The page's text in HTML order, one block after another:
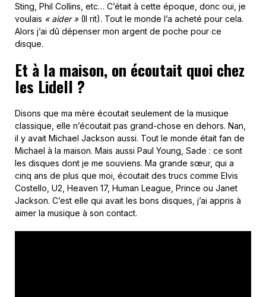
Sting, Phil Collins, etc… C’était à cette époque, donc oui, je
voulais « aider »(Il rit). Tout le monde l’a acheté pour cela.
Alors j’ai dû dépenser mon argent de poche pour ce
disque.
Et à la maison, on écoutait quoi chez
les Lidell ?
Disons que ma mère écoutait seulement de la musique
classique, elle n’écoutait pas grand-chose en dehors. Nan,
il y avait Michael Jackson aussi. Tout le monde était fan de
Michael à la maison. Mais aussi Paul Young, Sade : ce sont
les disques dont je me souviens. Ma grande sœur, qui a
cinq ans de plus que moi, écoutait des trucs comme Elvis
Costello, U2, Heaven 17, Human League, Prince ou Janet
Jackson. C’est elle qui avait les bons disques, j’ai appris à
aimer la musique à son contact.